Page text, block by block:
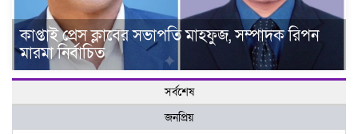
কাপ্তাই প্রেস ক্লাবের সভাপতি মাহফুজ, সম্পাদক রিপন
মারমা নির্বাচিত
সর্বশেষ
জনপ্রিয়